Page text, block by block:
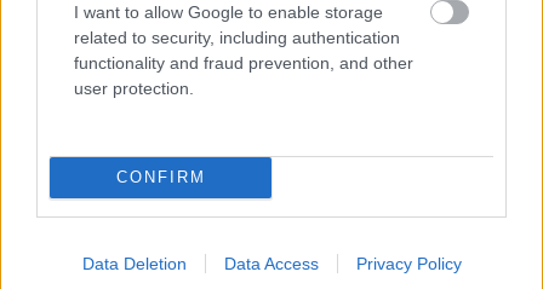
I want to allow Google to enable storage
related to security, including authentication
functionality and fraud prevention, and other
user protection.
CONFIRM
Data Deletion Data Access Privacy Policy